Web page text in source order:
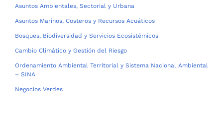
Asuntos Ambientales, Sectorial y Urbana
Asuntos Marinos, Costeros y Recursos Acuáticos
Bosques, Biodiversidad y Servicios Ecosistémicos
Cambio Climático y Gestión del Riesgo
Ordenamiento Ambiental Territorial y Sistema Nacional Ambiental
– SINA
Negocios Verdes